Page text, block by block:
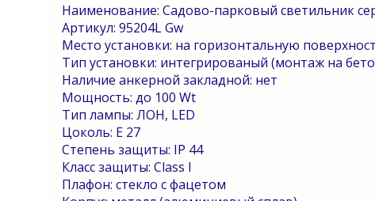
Наименование: Садово-парковый светильник
Артикул: 95204LGw
Место установки: на горизонтальную
Тип установки: интегрированый (монтаж на
Наличие анкерной закладной: нет
Мощность: до 100 Wt
Тип лампы: ЛОН, LED
Цоколь: E 27
Степень защиты: IP 44
Класс защиты: Class I
Плафон: стекло с фацетом